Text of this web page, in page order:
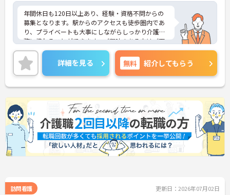
年間休日も120日以上あり、経験・資格不問からの
募集となります。駅からのアクセスも徒歩圏内であ
り、プライベートも大事にしながらしっかり介護業
務に携わることができます。ご興味のある方はご面
接ポイントお伝えしますのでご気軽にお問い合わせ
ください。
詳細を見る 無料 紹介してもらう
訪問看護 更新日：2026年07月02日